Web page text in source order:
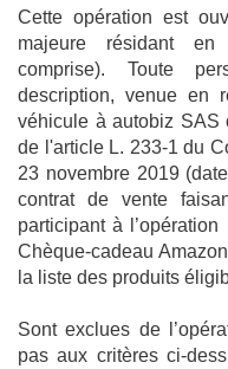
Cette opération est
majeure résidant en
comprise). Toute
description, venue en
véhicule à autobiz SAS
de l'article L. 233-1 du
23 novembre 2019
contrat de vente
participant à
Chèque-cadeau
la liste des produits
Sont exclues de
pas aux critères ci-